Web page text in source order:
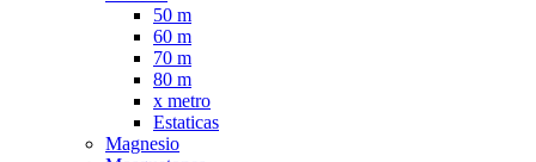
50 m
60 m
70 m
80 m
x metro
Estaticas
Magnesio